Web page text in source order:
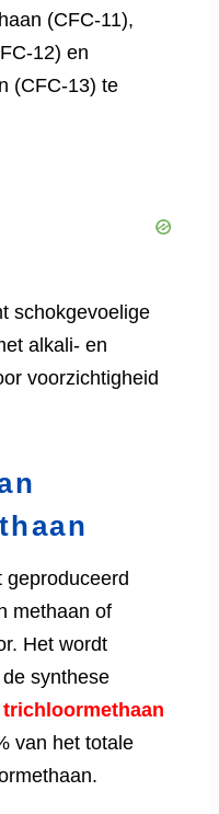
(CFC-11),
12) en
(CFC-13) te
schokgevoelige
alkali- en
voorzichtigheid
geproduceerd
methaan of
Het wordt
synthese
trichloormethaan
van het totale